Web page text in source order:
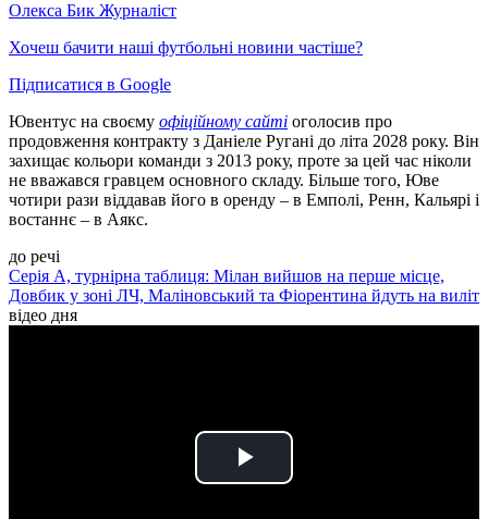
Олекса Бик Журналіст
Хочеш бачити наші футбольні новини частіше?
Підписатися в Google
Ювентус на своєму офіційному сайті оголосив про
продовження контракту з Даніеле Ругані до літа 2028 року. Він
захищає кольори команди з 2013 року, проте за цей час ніколи
не вважався гравцем основного складу. Більше того, Юве
чотири рази віддавав його в оренду – в Емполі, Ренн, Кальярі і
востаннє – в Аякс.
до речі
Серія А, турнірна таблиця: Мілан вийшов на перше місце,
Довбик у зоні ЛЧ, Маліновський та Фіорентина йдуть на виліт
відео дня
Play